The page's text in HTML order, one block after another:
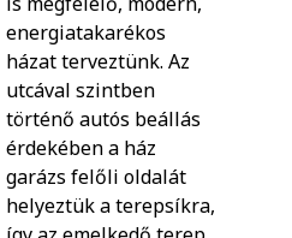
energiatakarékos
házat terveztünk. Az
utcával szintben
történő autós beállás
érdekében a ház
garázs felőli oldalát
helyeztük a terepsíkra,